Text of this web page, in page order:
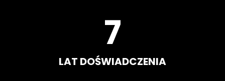
8
LAT DOŚWIADCZENIA